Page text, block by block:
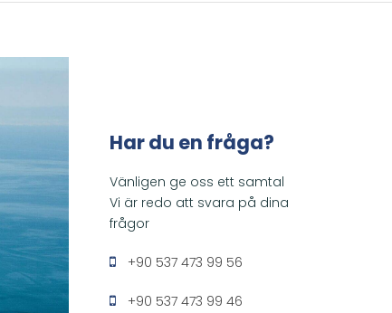
Har du en fråga?
Vänligen ge oss ett samtal
Vi är redo att svara på dina
frågor
+90 537 473 99 56
+90 537 473 99 46